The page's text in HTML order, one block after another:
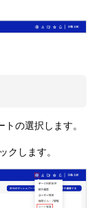
の選択します。
クします。